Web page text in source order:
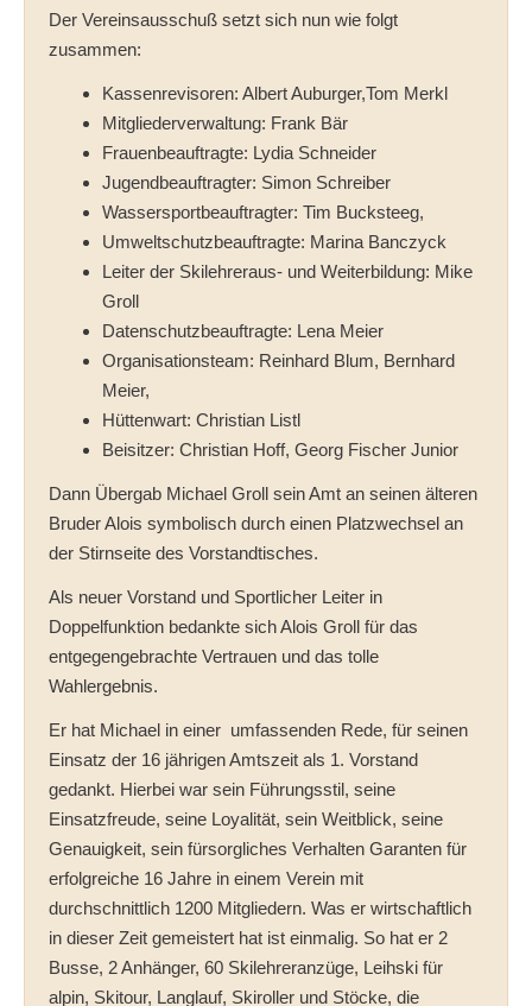
Der Vereinsausschuß setzt sich nun wie folgt
zusammen:
Kassenrevisoren: Albert Auburger,Tom Merkl
Mitgliederverwaltung: Frank Bär
Frauenbeauftragte: Lydia Schneider
Jugendbeauftragter: Simon Schreiber
Wassersportbeauftragter: Tim Bucksteeg,
Umweltschutzbeauftragte: Marina Banczyck
Leiter der Skilehreraus- und Weiterbildung: Mike
Groll
Datenschutzbeauftragte: Lena Meier
Organisationsteam: Reinhard Blum, Bernhard
Meier,
Hüttenwart: Christian Listl
Beisitzer: Christian Hoff, Georg Fischer Junior
Dann Übergab Michael Groll sein Amt an seinen älteren
Bruder Alois symbolisch durch einen Platzwechsel an
der Stirnseite des Vorstandtisches.
Als neuer Vorstand und Sportlicher Leiter in
Doppelfunktion bedankte sich Alois Groll für das
entgegengebrachte Vertrauen und das tolle
Wahlergebnis.
Er hat Michael in einer umfassenden Rede, für seinen
Einsatz der 16 jährigen Amtszeit als 1. Vorstand
gedankt. Hierbei war sein Führungsstil, seine
Einsatzfreude, seine Loyalität, sein Weitblick, seine
Genauigkeit, sein fürsorgliches Verhalten Garanten für
erfolgreiche 16 Jahre in einem Verein mit
durchschnittlich 1200 Mitgliedern. Was er wirtschaftlich
in dieser Zeit gemeistert hat ist einmalig. So hat er 2
Busse, 2 Anhänger, 60 Skilehreranzüge, Leihski für
alpin, Skitour, Langlauf, Skiroller und Stöcke, die